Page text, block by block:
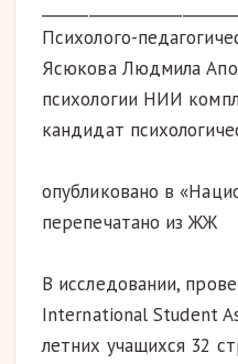
Психолого-
Ясюкова Людмила
психологии НИИ
кандидат
опубликовано в
перепечатано из ЖЖ
В исследовании,
International Student
летних учащихся 32